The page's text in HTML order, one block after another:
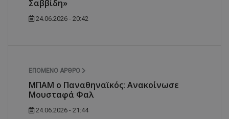
Σαββίδη»
24.06.2026 - 20:42
ΕΠΌΜΕΝΟ ΆΡΘΡΟ
MΠΑΜ ο Παναθηναϊκός: Ανακοίνωσε
Μουσταφά Φαλ
24.06.2026 - 21:44